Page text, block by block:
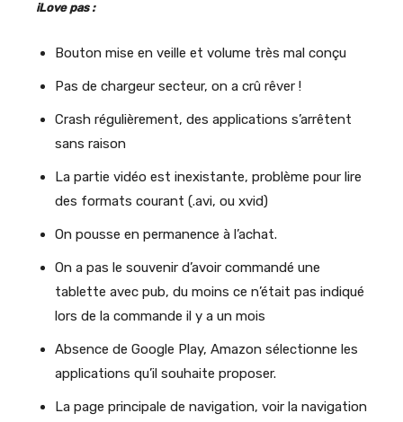
iLove pas :
Bouton mise en veille et volume très mal conçu
Pas de chargeur secteur, on a crû rêver !
Crash régulièrement, des applications s’arrêtent
sans raison
La partie vidéo est inexistante, problème pour lire
des formats courant (.avi, ou xvid)
On pousse en permanence à l’achat.
On a pas le souvenir d’avoir commandé une
tablette avec pub, du moins ce n’était pas indiqué
lors de la commande il y a un mois
Absence de Google Play, Amazon sélectionne les
applications qu’il souhaite proposer.
La page principale de navigation, voir la navigation